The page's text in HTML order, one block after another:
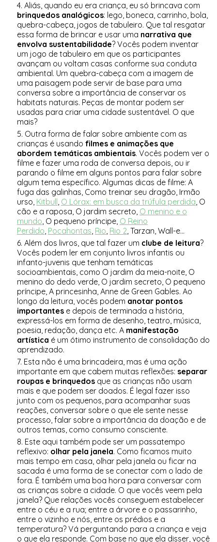
Aliás, quando eu era criança, eu só brincava com
brinquedos analógicos: lego, boneca, carrinho, bola,
quebra-cabeça, jogos de tabuleiro. Que tal resgatar
essa forma de brincar e usar uma narrativa que
envolva sustentabilidade? Vocês podem inventar
um jogo de tabuleiro em que os participantes
avançam ou voltam casas conforme sua conduta
ambiental. Um quebra-cabeça com a imagem de
uma paisagem pode servir de base para uma
conversa sobre a importância de conservar os
habitats naturais. Peças de montar podem ser
usadas para criar uma cidade sustentável. O que
mais?
Outra forma de falar sobre ambiente com as
crianças é usando filmes e animações que
abordem temáticas ambientais. Vocês podem ver o
filme e fazer uma roda de conversa depois, ou ir
parando o filme em alguns pontos para falar sobre
algum tema específico. Algumas dicas de filme: A
fuga das galinhas, Como treinar seu dragão, Irmão
urso, Kitbull , O Lórax: em busca da trúfula perdida, O
cão e a raposa, O jardim secreto, O menino e o
mundo, O pequeno príncipe, O Reino
Perdido, Pocahontas, Rio, Rio 2, Tarzan, Wall-e...
Além dos livros, que tal fazer um clube de leitura?
Vocês podem ler em conjunto livros infantis ou
infanto-juvenis que tenham temáticas
socioambientais, como O jardim da meia-noite, O
menino do dedo verde, O jardim secreto, O pequeno
príncipe, A princesinha, Anne de Green Gables. Ao
longo da leitura, vocês podem anotar pontos
importantes e depois de terminada a história,
expressá-los em forma de desenho, teatro, música,
poesia, redação, dança etc. A manifestação
artística é um ótimo instrumento de consolidação do
aprendizado.
Esta não é uma brincadeira, mas é uma ação
importante em que cabem muitas reflexões: separar
roupas e brinquedos que as crianças não usam
mais e que podem ser doados. É legal fazer isso
junto com os pequenos, para acompanhar suas
reações, conversar sobre o que ele sente nesse
processo, falar sobre a importância da doação e de
outros temas, como consumo consciente.
Este aqui também pode ser um passatempo
reflexivo: olhar pela janela. Como ficamos muito
mais tempo em casa, olhar pela janela ou ficar na
sacada é uma forma de se conectar com o lado de
fora. É também uma boa hora para conversar com
as crianças sobre a cidade. O que vocês veem pela
janela? Que relações vocês conseguem estabelecer
entre o céu e a rua; entre a árvore e o passarinho,
entre o vizinho e nós, entre os prédios e a
temperatura? Vá perguntando para a criança e veja
o que ela responde. Com base no que ela disser, você